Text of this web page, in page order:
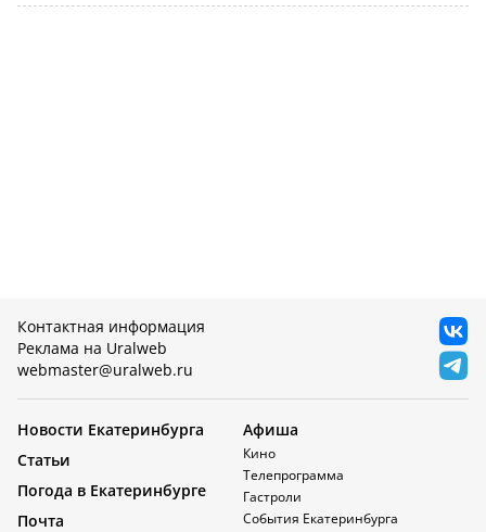
Контактная информация
Реклама на Uralweb
webmaster@uralweb.ru
Новости Екатеринбурга
Статьи
Погода в Екатеринбурге
Почта
Афиша
Кино
Телепрограмма
Гастроли
События Екатеринбурга